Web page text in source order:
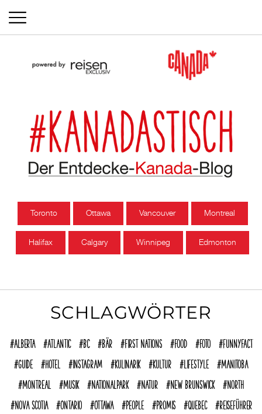
Toronto Ottawa Vancouver Montreal
Halifax Calgary Winnipeg Edmonton
SCHLAGWÖRTER
Alberta Atlantic BC Bär First Nations Food Foto
funnyFACT
Guide
Hotel Instagram Kulinarik Kultur Lifestyle
Manitoba
Montreal
Musik Nationalpark Natur New Brunswick
North
Nova Scotia
Ontario Ottawa People Promis Quebec
reiseführer